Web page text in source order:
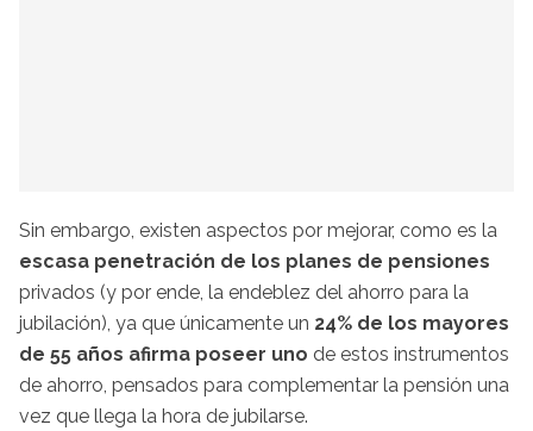
Sin embargo, existen aspectos por mejorar, como es la
escasa penetración de los planes de pensiones
privados (y por ende, la endeblez del ahorro para la
jubilación), ya que únicamente un 24% de los mayores
de 55 años afirma poseer uno de estos instrumentos
de ahorro, pensados para complementar la pensión una
vez que llega la hora de jubilarse.